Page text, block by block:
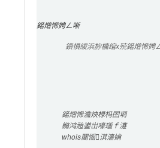
鍩熷悕娉ㄥ唽
鎻愪緵浜旀槦绾х殑鍩熷悕娉
鍩熷悕瀹炴椂杩囨埛
鏅鸿兘鍙岀嚎瑙ｆ瀽
whois闅愮淇濇姢